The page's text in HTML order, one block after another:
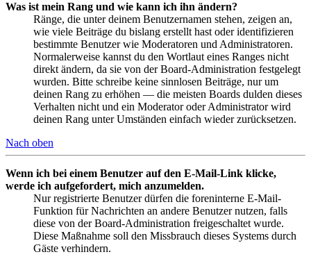
Was ist mein Rang und wie kann ich ihn ändern?
Ränge, die unter deinem Benutzernamen stehen, zeigen an,
wie viele Beiträge du bislang erstellt hast oder identifizieren
bestimmte Benutzer wie Moderatoren und Administratoren.
Normalerweise kannst du den Wortlaut eines Ranges nicht
direkt ändern, da sie von der Board-Administration festgelegt
wurden. Bitte schreibe keine sinnlosen Beiträge, nur um
deinen Rang zu erhöhen — die meisten Boards dulden dieses
Verhalten nicht und ein Moderator oder Administrator wird
deinen Rang unter Umständen einfach wieder zurücksetzen.
Nach oben
Wenn ich bei einem Benutzer auf den E-Mail-Link klicke,
werde ich aufgefordert, mich anzumelden.
Nur registrierte Benutzer dürfen die foreninterne E-Mail-
Funktion für Nachrichten an andere Benutzer nutzen, falls
diese von der Board-Administration freigeschaltet wurde.
Diese Maßnahme soll den Missbrauch dieses Systems durch
Gäste verhindern.